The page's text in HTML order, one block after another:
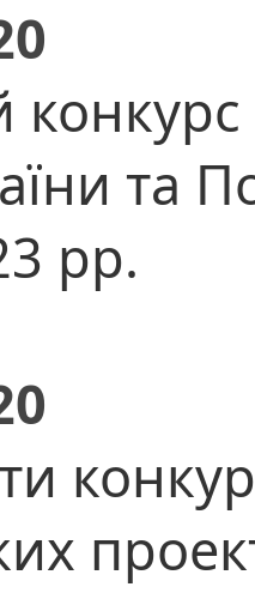
конкурс
та
рр.